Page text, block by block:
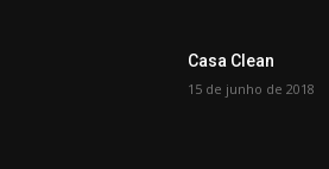
Casa Clean
15 de junho de 2018